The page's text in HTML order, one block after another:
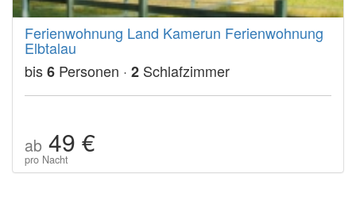
Ferienwohnung Land Kamerun Ferienwohnung
Elbtalau
bis6 Personen · 2 Schlafzimmer
ab 49 €
pro Nacht